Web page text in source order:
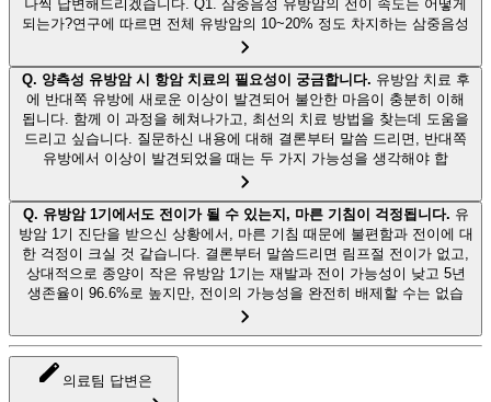
나씩 답변해드리겠습니다. Q1. 삼중음성 유방암의 전이 속도는 어떻게
되는가?연구에 따르면 전체 유방암의 10~20% 정도 차지하는 삼중음성
Q. 양측성 유방암 시 항암 치료의 필요성이 궁금합니다. 유방암 치료 후
에 반대쪽 유방에 새로운 이상이 발견되어 불안한 마음이 충분히 이해
됩니다. 함께 이 과정을 헤쳐나가고, 최선의 치료 방법을 찾는데 도움을
드리고 싶습니다. 질문하신 내용에 대해 결론부터 말씀 드리면, 반대쪽
유방에서 이상이 발견되었을 때는 두 가지 가능성을 생각해야 합
Q. 유방암 1기에서도 전이가 될 수 있는지, 마른 기침이 걱정됩니다. 유
방암 1기 진단을 받으신 상황에서, 마른 기침 때문에 불편함과 전이에 대
한 걱정이 크실 것 같습니다. 결론부터 말씀드리면 림프절 전이가 없고,
상대적으로 종양이 작은 유방암 1기는 재발과 전이 가능성이 낮고 5년
생존율이 96.6%로 높지만, 전이의 가능성을 완전히 배제할 수는 없습
의료팀 답변은